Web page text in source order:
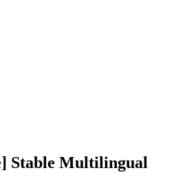
Stable Multilingual